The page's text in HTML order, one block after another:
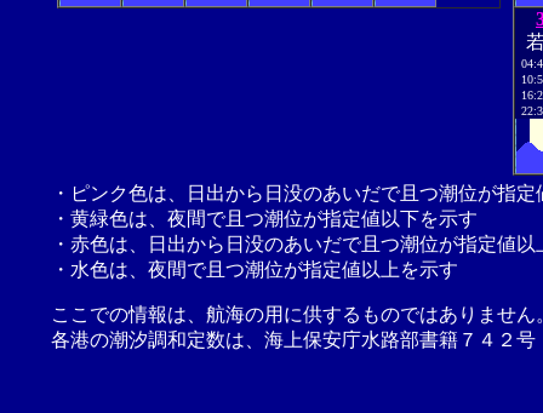
・ピンク色は、日出から日没のあいだで且つ潮位が指
・黄緑色は、夜間で且つ潮位が指定値以下を示す
・赤色は、日出から日没のあいだで且つ潮位が指定値以
・水色は、夜間で且つ潮位が指定値以上を示す
ここでの情報は、航海の用に供するものではありませ
各港の潮汐調和定数は、海上保安庁水路部書籍７４２